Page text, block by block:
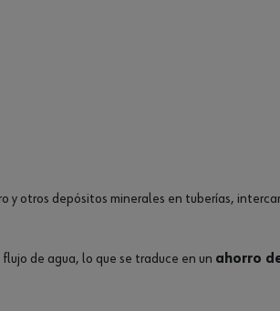
y otros depósitos minerales en tuberías,
de agua, lo que se traduce en un ahorro